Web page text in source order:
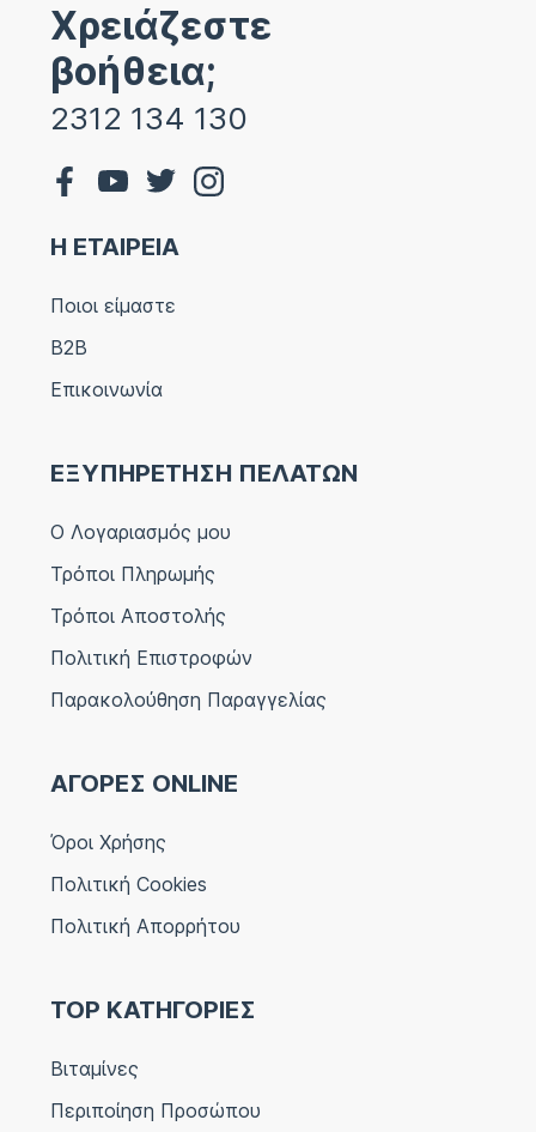
Χρειάζεστε
βοήθεια;
2312 134 130
Η ΕΤΑΙΡΕΙΑ
Ποιοι είμαστε
B2B
Επικοινωνία
ΕΞΥΠΗΡΕΤΗΣΗ ΠΕΛΑΤΩΝ
Ο Λογαριασμός μου
Τρόποι Πληρωμής
Τρόποι Αποστολής
Πολιτική Επιστροφών
Παρακολούθηση Παραγγελίας
ΑΓΟΡΕΣ ONLINE
Όροι Χρήσης
Πολιτική Cookies
Πολιτική Απορρήτου
TOP ΚΑΤΗΓΟΡΙΕΣ
Βιταμίνες
Περιποίηση Προσώπου